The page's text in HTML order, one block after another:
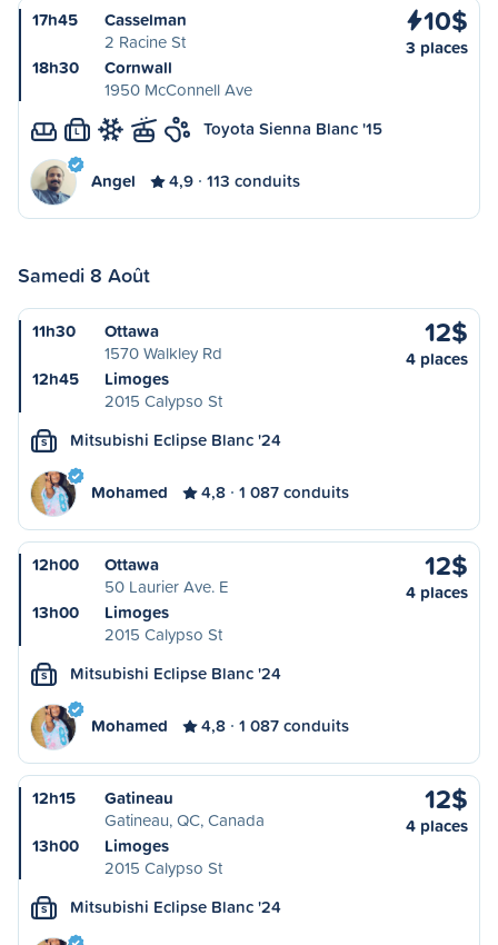
17h45
Casselman
2 Racine St
18h30
Cornwall
1950 McConnell Ave
10$
3 places
L Toyota Sienna Blanc '15
Angel 4,9 113 conduits
Samedi 8 Août
11h30
Ottawa
1570 Walkley Rd
12h45
Limoges
2015 Calypso St
12$
4 places
S Mitsubishi Eclipse Blanc '24
Mohamed 4,8 1 087 conduits
12h00
Ottawa
50 Laurier Ave. E
13h00
Limoges
2015 Calypso St
12$
4 places
S Mitsubishi Eclipse Blanc '24
Mohamed 4,8 1 087 conduits
12h15
Gatineau
Gatineau, QC, Canada
13h00
Limoges
2015 Calypso St
12$
4 places
S Mitsubishi Eclipse Blanc '24